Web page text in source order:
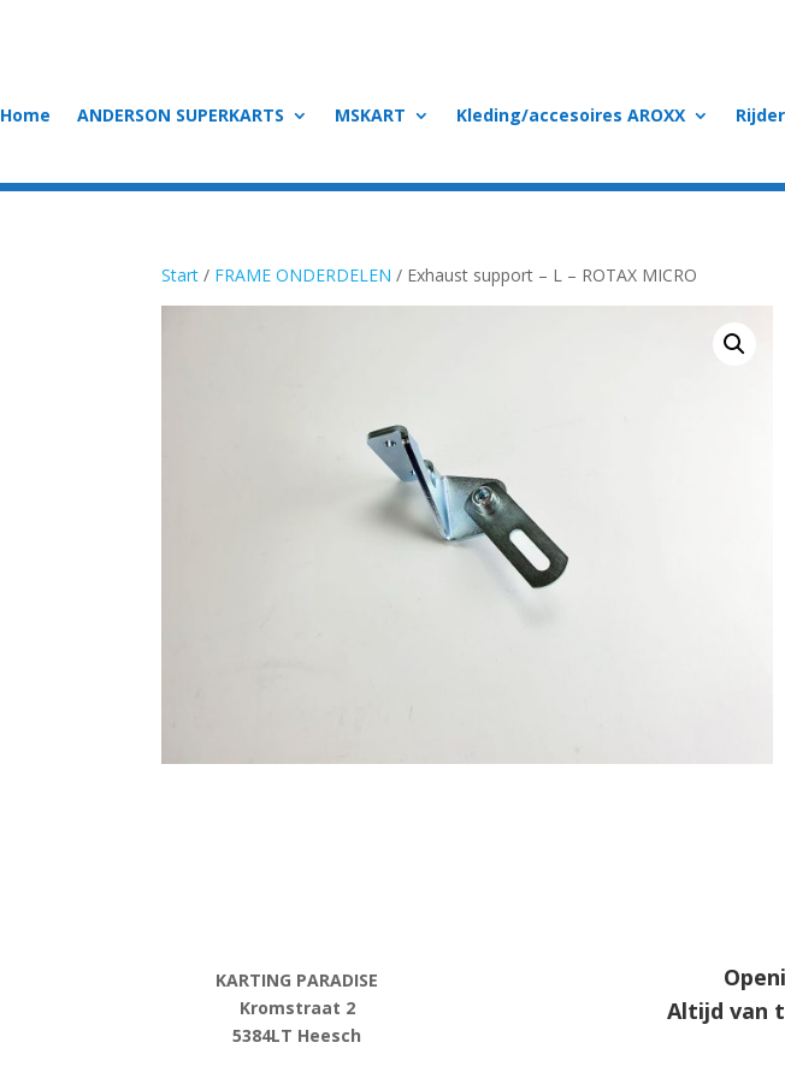
Home ANDERSON SUPERKARTS MSKART Kleding/accesoires AROXX
Start / FRAME ONDERDELEN / Exhaust support – L – ROTAX MICRO
KARTING PARADISE
Kromstraat 2
5384LT Heesch
Altijd van